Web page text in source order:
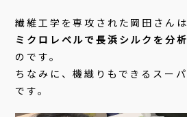
繊維工学を専攻された岡田さんは
ミクロレベルで長浜シルクを分
のです。
ちなみに、機織りもできるスー
です。